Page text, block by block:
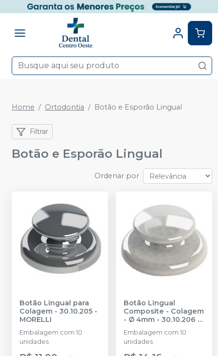
Home Ortodontia Botão e Esporão Lingual
Filtrar
Botão e Esporão Lingual
Ordenar por
Botão Lingual para
Colagem - 30.10.205 -
MORELLI
Embalagem com 10
unidades
Botão Lingual
Composite - Colagem
- Ø 4mm - 30.10.206 -
MORELLI
Embalagem com 10
unidades